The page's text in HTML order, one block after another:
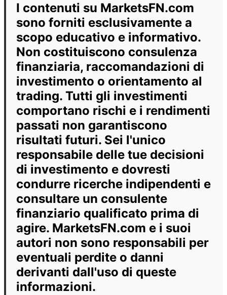
I contenuti su MarketsFN.com
sono forniti esclusivamente a
scopo educativo e informativo.
Non costituiscono consulenza
finanziaria, raccomandazioni di
investimento o orientamento al
trading. Tutti gli investimenti
comportano rischi e i rendimenti
passati non garantiscono
risultati futuri. Sei l'unico
responsabile delle tue decisioni
di investimento e dovresti
condurre ricerche indipendenti e
consultare un consulente
finanziario qualificato prima di
agire. MarketsFN.com e i suoi
autori non sono responsabili per
eventuali perdite o danni
derivanti dall'uso di queste
informazioni.